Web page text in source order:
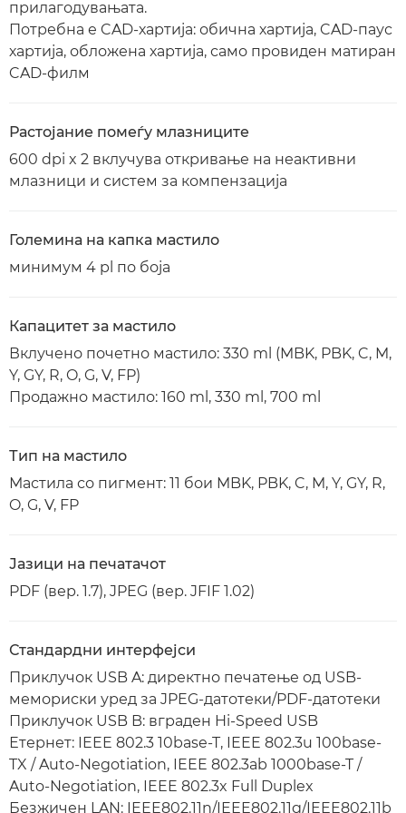
прилагодувањата.
Потребна е CAD-хартија: обична хартија, CAD-паус
хартија, обложена хартија, само провиден матиран
CAD-филм
Растојание помеѓу млазниците
600 dpi x 2 вклучува откривање на неактивни
млазници и систем за компензација
Големина на капка мастило
минимум 4 pl по боја
Капацитет за мастило
Вклучено почетно мастило: 330 ml (MBK, PBK, C, M,
Y, GY, R, O, G, V, FP)
Продажно мастило: 160 ml, 330 ml, 700 ml
Тип на мастило
Мастила со пигмент: 11 бои MBK, PBK, C, M, Y, GY, R,
O, G, V, FP
Јазици на печатачот
PDF (вер. 1.7), JPEG (вер. JFIF 1.02)
Стандардни интерфејси
Приклучок USB A: директно печатење од USB-
мемориски уред за JPEG-датотеки/PDF-датотеки
Приклучок USB B: вграден Hi-Speed USB
Етернет: IEEE 802.3 10base-T, IEEE 802.3u 100base-
TX / Auto-Negotiation, IEEE 802.3ab 1000base-T /
Auto-Negotiation, IEEE 802.3x Full Duplex
Безжичен LAN: IEEE802.11n/IEEE802.11g/IEEE802.11b